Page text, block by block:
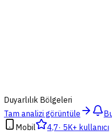
Duyarlılık Bölgeleri
Tam analizi görüntüle
Mobil
4,7· 5K+ kullanıcı